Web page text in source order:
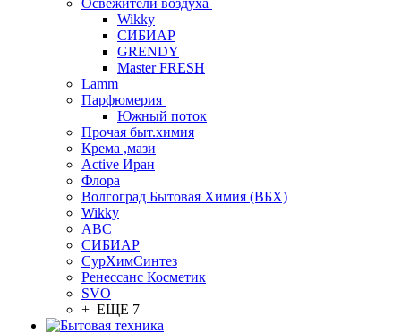
Освежители воздуха
Wikky
СИБИАР
GRENDY
Master FRESH
Lamm
Парфюмерия
Южный поток
Прочая быт.химия
Крема ,мази
Аctive Иран
Флора
Волгоград Бытовая Химия (ВБХ)
Wikky
АВС
СИБИАР
СурХимСинтез
Ренессанс Косметик
SVO
+ ЕЩЕ 7